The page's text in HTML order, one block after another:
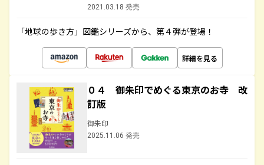
2021.03.18 発売
「地球の歩き方」図鑑シリーズから、第４弾が登場！
詳細を見る
０４ 御朱印でめぐる東京のお寺 改
訂版
御朱印
2025.11.06 発売